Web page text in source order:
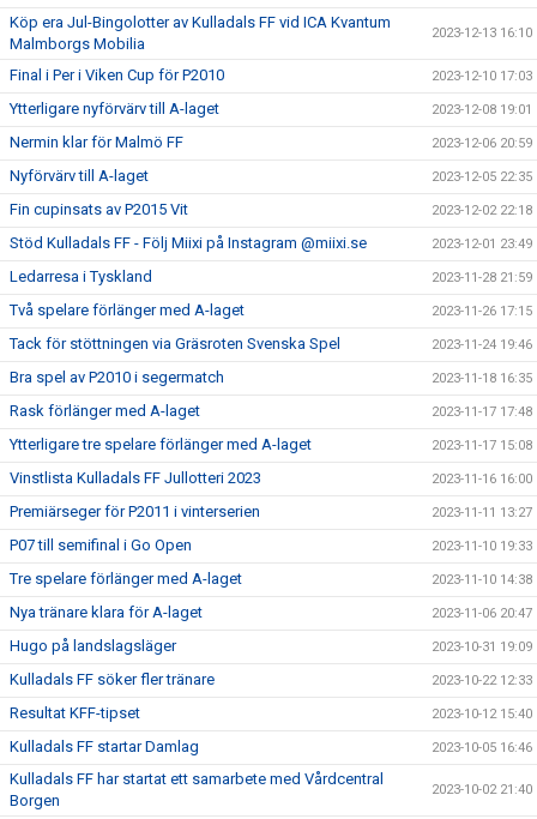
Köp era Jul-Bingolotter av Kulladals FF vid ICA Kvantum
Malmborgs Mobilia
2023-12-13 16:10
Final i Per i Viken Cup för P2010 2023-12-10 17:03
Ytterligare nyförvärv till A-laget 2023-12-08 19:01
Nermin klar för Malmö FF 2023-12-06 20:59
Nyförvärv till A-laget 2023-12-05 22:35
Fin cupinsats av P2015 Vit 2023-12-02 22:18
Stöd Kulladals FF - Följ Miixi på Instagram @miixi.se 2023-12-01 23:49
Ledarresa i Tyskland 2023-11-28 21:59
Två spelare förlänger med A-laget 2023-11-26 17:15
Tack för stöttningen via Gräsroten Svenska Spel 2023-11-24 19:46
Bra spel av P2010 i segermatch 2023-11-18 16:35
Rask förlänger med A-laget 2023-11-17 17:48
Ytterligare tre spelare förlänger med A-laget 2023-11-17 15:08
Vinstlista Kulladals FF Jullotteri 2023 2023-11-16 16:00
Premiärseger för P2011 i vinterserien 2023-11-11 13:27
P07 till semifinal i Go Open 2023-11-10 19:33
Tre spelare förlänger med A-laget 2023-11-10 14:38
Nya tränare klara för A-laget 2023-11-06 20:47
Hugo på landslagsläger 2023-10-31 19:09
Kulladals FF söker fler tränare 2023-10-22 12:33
Resultat KFF-tipset 2023-10-12 15:40
Kulladals FF startar Damlag 2023-10-05 16:46
Kulladals FF har startat ett samarbete med Vårdcentral
Borgen
2023-10-02 21:40